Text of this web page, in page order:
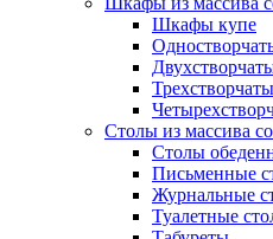
Шкафы купе
Столы из массива
Столы
Письменные
Журнальные
Туалетные